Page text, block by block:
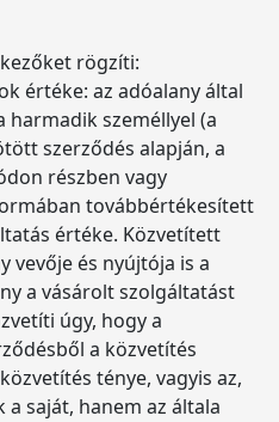
rögzíti:
értéke: az adóalany által
harmadik személlyel (a
szerződés alapján, a
részben vagy
továbbértékesített
értéke. Közvetített
vevője és nyújtója is a
a vásárolt szolgáltatást
úgy, hogy a
a közvetítés
ténye, vagyis az,
a saját, hanem az általa